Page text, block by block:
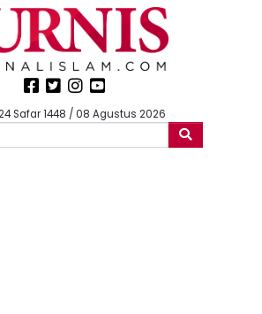
Safar 1448 / 08 Agustus 2026